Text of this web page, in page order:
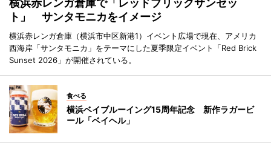
横浜赤レンガ倉庫で「レッドブリックサンセッ
ト」 サンタモニカをイメージ
横浜赤レンガ倉庫（横浜市中区新港1）イベント広場で現在、アメリカ
西海岸「サンタモニカ」をテーマにした夏季限定イベント「Red Brick
Sunset 2026」が開催されている。
食べる
横浜ベイブルーイング15周年記念 新作ラガービ
ール「ベイヘル」